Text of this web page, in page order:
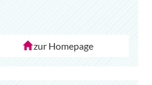
zur Homepage